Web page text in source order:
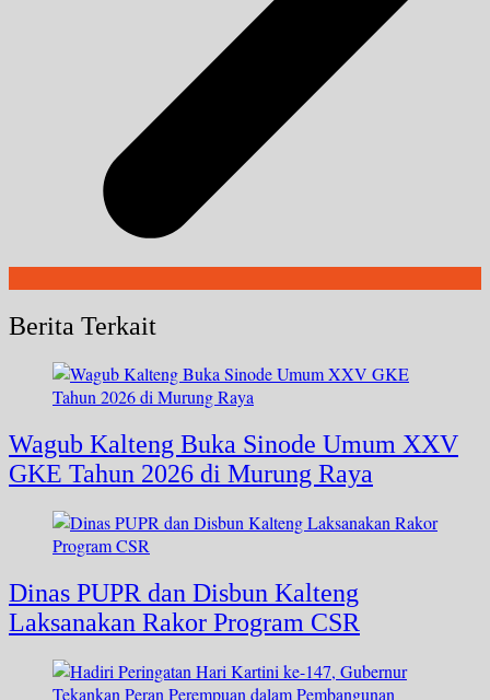
Berita Terkait
Wagub Kalteng Buka Sinode Umum XXV
GKE Tahun 2026 di Murung Raya
Dinas PUPR dan Disbun Kalteng
Laksanakan Rakor Program CSR